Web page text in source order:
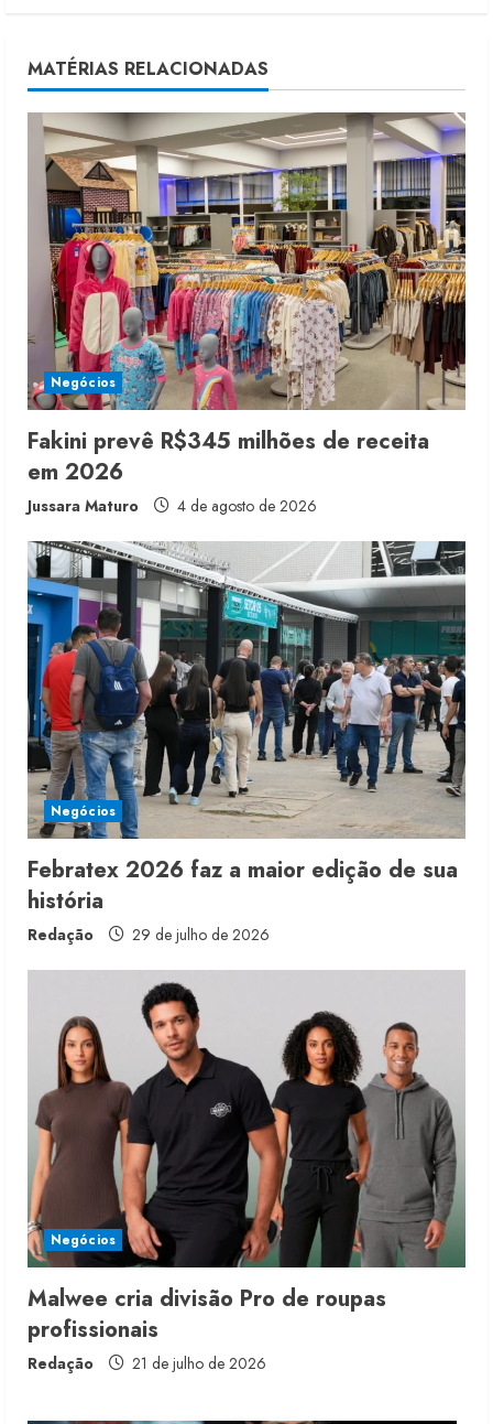
n
u
e
R
d
i
n
g
MATÉRIAS RELACIONADAS
Negócios
Fakini prevê R$345 milhões de receita
em 2026
Jussara Maturo 4 de agosto de 2026
Negócios
Febratex 2026 faz a maior edição de sua
história
Redação 29 de julho de 2026
Negócios
Malwee cria divisão Pro de roupas
profissionais
Redação 21 de julho de 2026
Renata Caixeta assume Movimento
Sou de Algodão
5 de agosto de 2026
3
Fakini prevê R$345 milhões de
receita em 2026
4 de agosto de 2026
moda nacional